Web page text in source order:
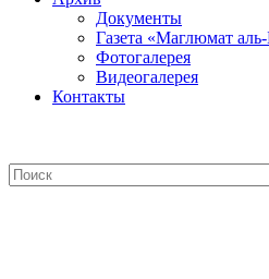
Документы
Газета «Маглюмат аль-
Фотогалерея
Видеогалерея
Контакты